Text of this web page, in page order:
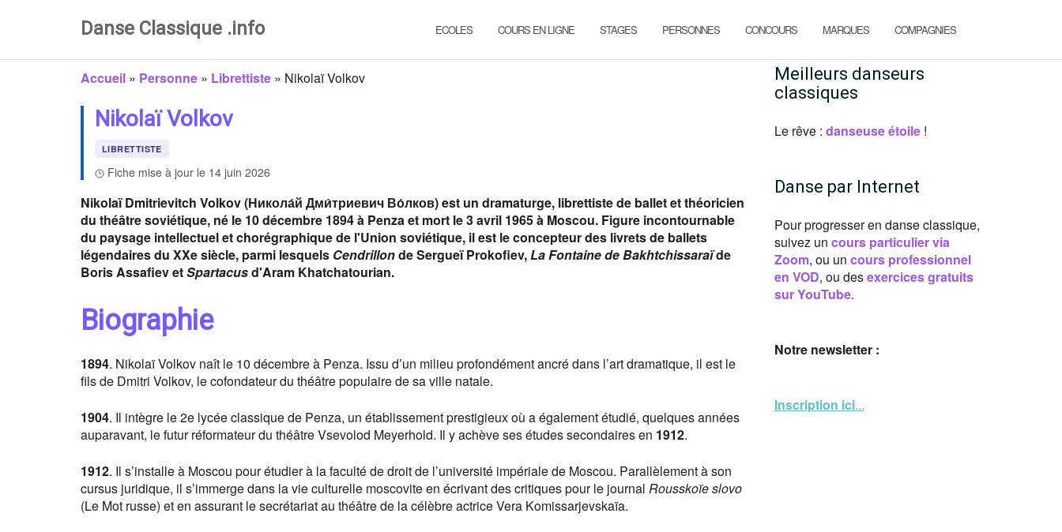
Danse Classique .info ECOLES COURS EN LIGNE STAGES PERSONNES CONCOURS MARQUES COMPAGNIES
Accueil » Personne » Librettiste » Nikolaï Volkov
Nikolaï Volkov
LIBRETTISTE
Fiche mise à jour le 14 juin 2026
Nikolaï Dmitrievitch Volkov (Никола́й Дми́триевич Во́лков) est un dramaturge, librettiste de ballet et théoricien
du théâtre soviétique, né le 10 décembre 1894 à Penza et mort le 3 avril 1965 à Moscou. Figure incontournable
du paysage intellectuel et chorégraphique de l'Union soviétique, il est le concepteur des livrets de ballets
légendaires du XXe siècle, parmi lesquels Cendrillonde Sergueï Prokofiev,La Fontaine de Bakhtchissaraïde
Boris Assafiev etSpartacusd'Aram Khatchatourian.
Biographie
1894. Nikolaï Volkov naît le 10 décembre à Penza. Issu d’un milieu profondément ancré dans l’art dramatique, il est le
fils de Dmitri Volkov, le cofondateur du théâtre populaire de sa ville natale.
1904. Il intègre le 2e lycée classique de Penza, un établissement prestigieux où a également étudié, quelques années
auparavant, le futur réformateur du théâtre Vsevolod Meyerhold. Il y achève ses études secondaires en 1912.
1912. Il s’installe à Moscou pour étudier à la faculté de droit de l’université impériale de Moscou. Parallèlement à son
cursus juridique, il s’immerge dans la vie culturelle moscovite en écrivant des critiques pour le journal Rousskoïe slovo
(Le Mot russe) et en assurant le secrétariat au théâtre de la célèbre actrice Vera Komissarjevskaïa.
Meilleurs danseurs
classiques
Le rêve : danseuse étoile!
Danse par Internet
Pour progresser en danse classique,
suivez un cours particulier via
Zoom, ou un cours professionnel
en VOD, ou desexercices gratuits
sur YouTube.
Notre newsletter :
Inscription ici...